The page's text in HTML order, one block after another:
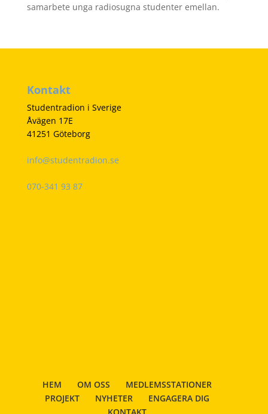
samarbete unga radiosugna studenter emellan.
Kontakt
Studentradion i Sverige
Åvägen 17E
41251 Göteborg
info@studentradion.se
070-341 93 87
HEM OM OSS
MEDLEMSSTATIONER
PROJEKT
NYHETER
ENGAGERA DIG
KONTAKT